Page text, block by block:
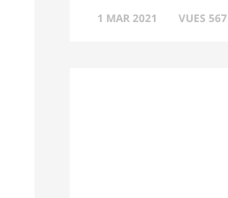
1 MAR 2021 VUES 567